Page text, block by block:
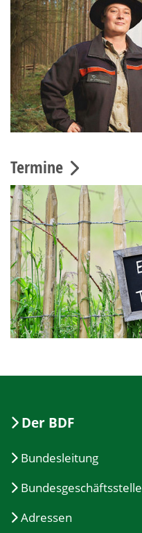
Termine
Der BDF
Bundesleitung
Bundesgeschäftsstelle
Adressen